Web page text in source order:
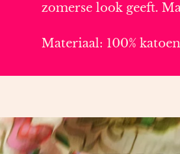
zomerse look geeft.
Materiaal: 100% katoen